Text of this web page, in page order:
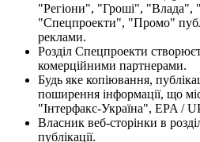
"Регіони", "Гроші", "Влада",
"Спецпроекти", "Промо"
реклами.
Розділ Спецпроекти
комерційними партнерами.
Будь яке копіювання,
поширення інформації, що
"Інтерфакс-Україна", EPA /
Власник веб-сторінки в
публікації.